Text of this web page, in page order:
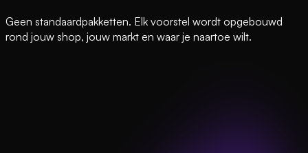
Geen standaardpakketten. Elk voorstel wordt opgebouwd
rond jouw shop, jouw markt en waar je naartoe wilt.